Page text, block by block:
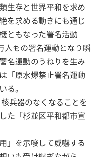
生存と世界平和を求め
を求める動きにも通じ
ともなった署名活動
人もの署名運動となり瞬
名運動のうねりを生み
「原水爆禁止署名運動
る。
兵器のなくなることを
た「杉並区平和都市宣
」を示唆して威嚇する